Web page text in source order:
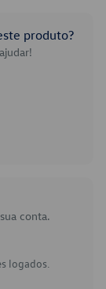
produto?
conta.
logados.